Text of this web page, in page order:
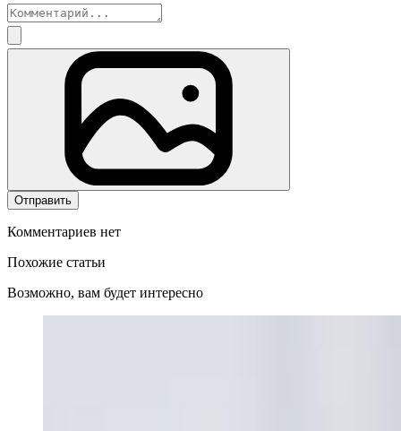
Отправить
Комментариев нет
Похожие статьи
Возможно, вам будет интересно